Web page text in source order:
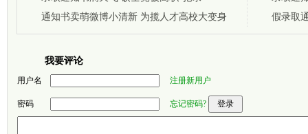
通知书卖萌微博小清新 为揽人才高校大变身
假录取
我要评论
用户名 注册新用户
密码 忘记密码?